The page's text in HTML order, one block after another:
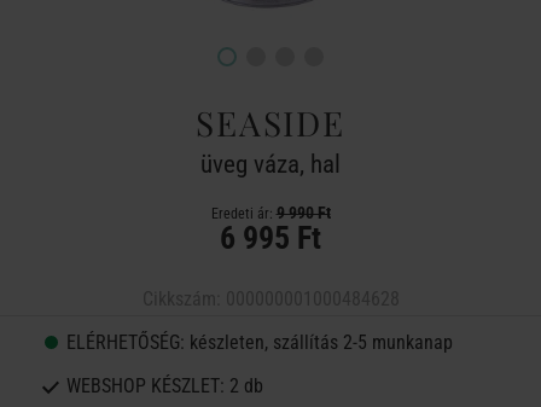
SEASIDE
üveg váza, hal
Eredeti ár:9 990 Ft
6 995 Ft
ELÉRHETŐSÉG: készleten, szállítás 2-5 munkanap
WEBSHOP KÉSZLET: 2 db